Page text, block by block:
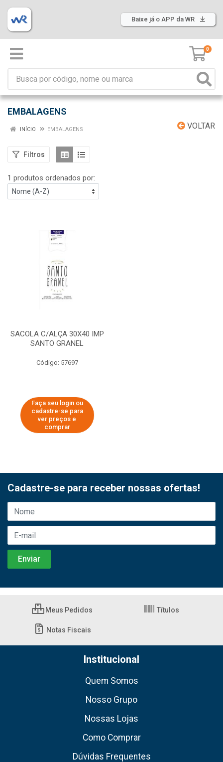
Baixe já o APP da WR
0
EMBALAGENS
VOLTAR
INÍCIO EMBALAGENS
Filtros
1 produtos ordenados por:
SACOLA C/ALÇA 30X40 IMP
SANTO GRANEL
Código: 57697
Faça seu login ou
cadastre-se para
ver preços e
comprar
Cadastre-se para receber nossas ofertas!
Meus Pedidos Títulos
Notas Fiscais
Institucional
Quem Somos
Nosso Grupo
Nossas Lojas
Como Comprar
Dúvidas Frequentes